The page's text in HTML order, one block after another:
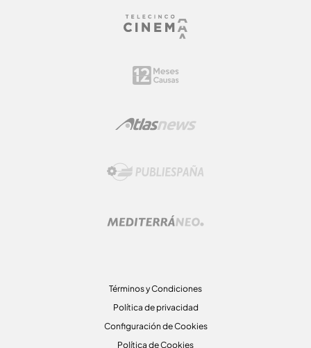
Términos y Condiciones
Política de privacidad
Configuración de Cookies
Política de Cookies